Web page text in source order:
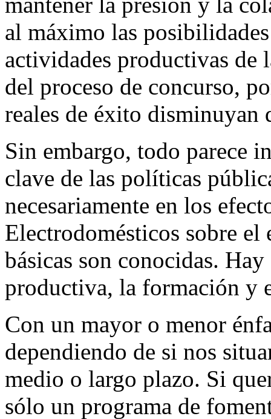
al máximo las
actividades productivas de
del proceso de concurso,
reales de éxito disminuyan
Sin embargo, todo parece
clave de las políticas
necesariamente en los
Electrodomésticos sobre el
básicas son conocidas.
productiva, la formación y
Con un mayor o menor
dependiendo de si nos
medio o largo plazo. Si
sólo un programa de